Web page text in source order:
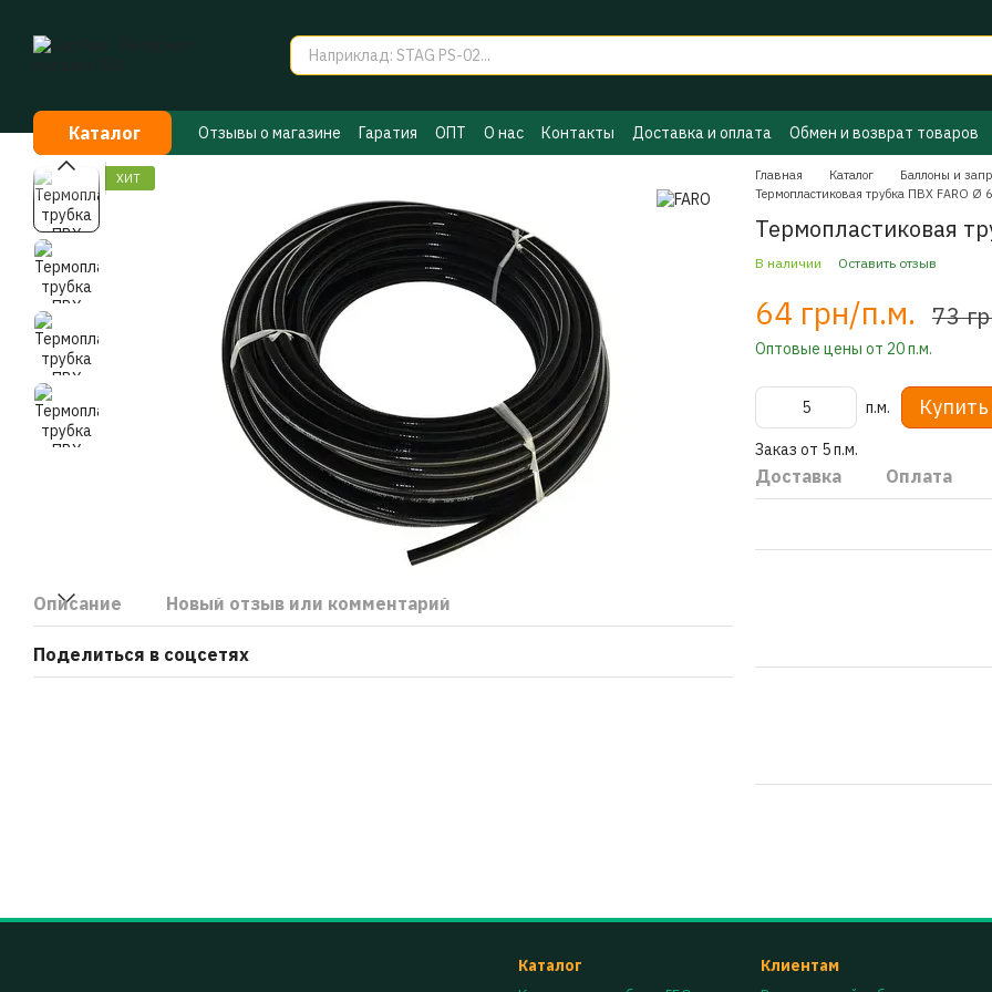
Каталог Отзывы о магазине Гаратия ОПТ О нас Контакты Доставка и оплата
Обмен и возврат товаров
Договор публичной оферты
Секреты ГБО Политика конфиденциальности Бренды
ХИТ
Описание Новый отзыв или комментарий
Поделиться в соцсетях
Главная Каталог Баллоны и
Термопластиковая трубка ПВХ FARO Ø
Термопластиковая
В наличии Оставить отзыв
64 грн/п.м. 73
Оптовые цены от 20 п.м.
п.м. Купить
Заказ от 5 п.м.
Доставка Оплата
Каталог Клиентам